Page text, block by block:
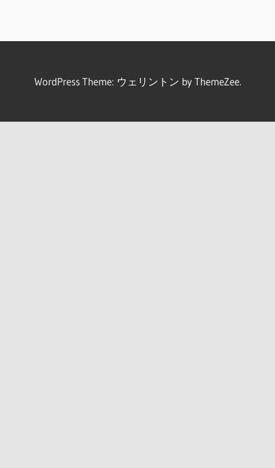
WordPress Theme: ウェリントン by ThemeZee.